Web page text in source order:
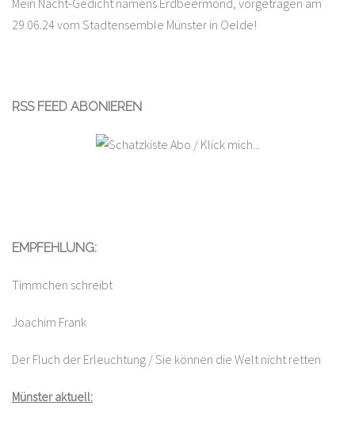
29.06.24 vom Stadtensemble Münster in Oelde!
RSS FEED ABONIEREN
EMPFEHLUNG:
Timmchen schreibt
Joachim Frank
Der Fluch der Erleuchtung / Sie können die Welt nicht retten
Münster aktuell: